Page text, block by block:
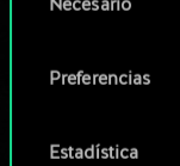
Encontrarás
preferencias
deNecesario
Preferencias
Estadística